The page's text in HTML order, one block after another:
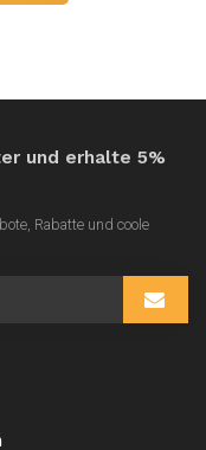
und erhalte 5%
Rabatte und coole